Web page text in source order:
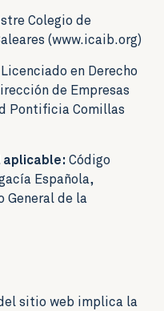
Colegio de
(www.icaib.org)
Licenciado en Derecho
de Empresas
Pontificia Comillas
aplicable: Código
Española,
General de la
sitio web implica la